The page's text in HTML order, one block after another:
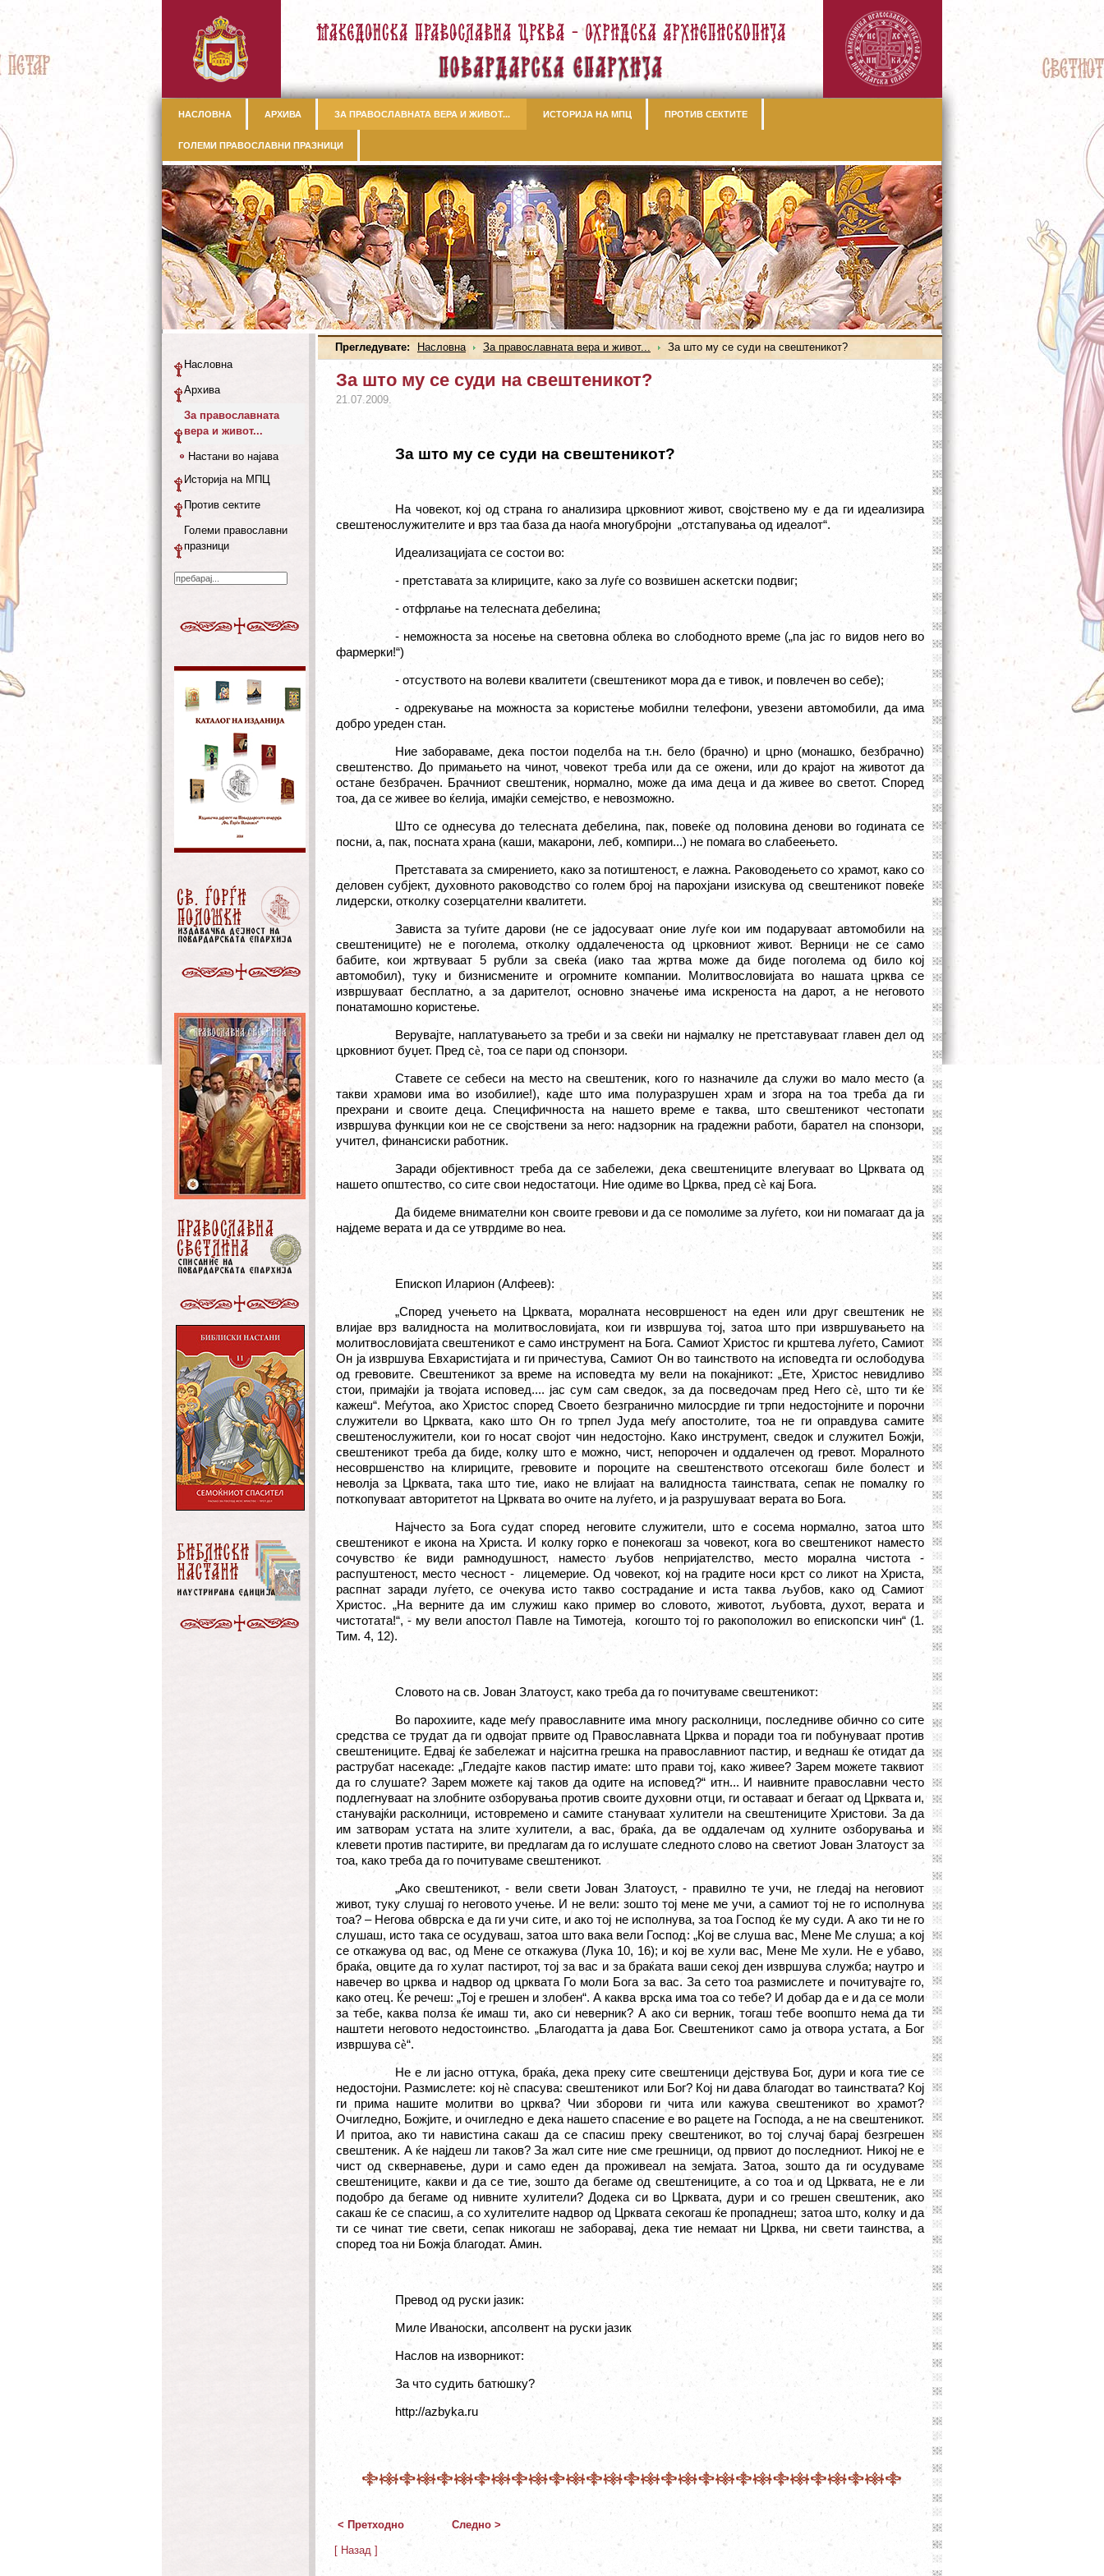
НАСЛОВНА АРХИВА ЗА ПРАВОСЛАВНАТА ВЕРА И ЖИВОТ... ИСТОРИЈА НА МПЦ ПРОТИВ СЕКТИТЕ
ГОЛЕМИ ПРАВОСЛАВНИ ПРАЗНИЦИ
Прегледувате: Насловна За православната вера и живот... За што му се суди на свештеникот?
За што му се суди на свештеникот?
21.07.2009.
За што му се суди на свештеникот?
На човекот, кој од страна го анализира црковниот живот, својствено му е да ги идеализира
свештенослужителите и врз таа база да наоѓа многубројни „отстапувања од идеалот“.
Идеализацијата се состои во:
- претставата за клириците, како за луѓе со возвишен аскетски подвиг;
- отфрлање на телесната дебелина;
- неможноста за носење на световна облека во слободното време („па јас го видов него во
фармерки!“)
- отсуството на волеви квалитети (свештеникот мора да е тивок, и повлечен во себе);
- одрекување на можноста за користење мобилни телефони, увезени автомобили, да има
добро уреден стан.
Ние забораваме, дека постои поделба на т.н. бело (брачно) и црно (монашко, безбрачно)
свештенство. До примањето на чинот, човекот треба или да се ожени, или до крајот на животот да
остане безбрачен. Брачниот свештеник, нормално, може да има деца и да живее во светот. Според
тоа, да се живее во ќелија, имајќи семејство, е невозможно.
Што се однесува до телесната дебелина, пак, повеќе од половина денови во годината се
посни, а, пак, посната храна (каши, макарони, леб, компири...) не помага во слабеењето.
Претставата за смирението, како за потиштеност, е лажна. Раководењето со храмот, како со
деловен субјект, духовното раководство со голем број на парохјани изискува од свештеникот повеќе
лидерски, отколку созерцателни квалитети.
Зависта за туѓите дарови (не се јадосуваат оние луѓе кои им подаруваат автомобили на
свештениците) не е поголема, отколку оддалеченоста од црковниот живот. Верници не се само
бабите, кои жртвуваат 5 рубли за свеќа (иако таа жртва може да биде поголема од било кој
автомобил), туку и бизнисмените и огромните компании. Молитвословијата во нашата црква се
извршуваат бесплатно, а за дарителот, основно значење има искреноста на дарот, а не неговото
понатамошно користење.
Верувајте, наплатувањето за треби и за свеќи ни најмалку не претставуваат главен дел од
црковниот буџет. Пред сè, тоа се пари од спонзори.
Ставете се себеси на место на свештеник, кого го назначиле да служи во мало место (а
такви храмови има во изобилие!), каде што има полуразрушен храм и згора на тоа треба да ги
прехрани и своите деца. Специфичноста на нашето време е таква, што свештеникот честопати
извршува функции кои не се својствени за него: надзорник на градежни работи, барател на спонзори,
учител, финансиски работник.
Заради објективност треба да се забележи, дека свештениците влегуваат во Црквата од
нашето општество, со сите свои недостатоци. Ние одиме во Црква, пред сè кај Бога.
Да бидеме внимателни кон своите гревови и да се помолиме за луѓето, кои ни помагаат да ја
најдеме верата и да се утврдиме во неа.
Епископ Иларион (Алфеев):
„Според учењето на Црквата, моралната несовршеност на еден или друг свештеник не
влијае врз валидноста на молитвословијата, кои ги извршува тој, затоа што при извршувањето на
молитвословијата свештеникот е само инструмент на Бога. Самиот Христос ги крштева луѓето, Самиот
Он ја извршува Евхаристијата и ги причестува, Самиот Он во таинството на исповедта ги ослободува
од гревовите. Свештеникот за време на исповедта му вели на покајникот:„Ете, Христос невидливо
стои, примајќи ја твојата исповед.... јас сум сам сведок, за да посведочам пред Него сè, што ти ќе
кажеш“. Меѓутоа, ако Христос според Своето безгранично милосрдие ги трпи недостојните и порочни
служители во Црквата, како што Он го трпел Јуда меѓу апостолите, тоа не ги оправдува самите
свештенослужители, кои го носат својот чин недостојно. Како инструмент, сведок и служител Божји,
свештеникот треба да биде, колку што е можно, чист, непорочен и оддалечен од гревот. Моралното
несовршенство на клириците, гревовите и пороците на свештенството отсекогаш биле болест и
неволја за Црквата, така што тие, иако не влијаат на валидноста таинствата, сепак не помалку го
поткопуваат авторитетот на Црквата во очите на луѓето, и ја разрушуваат верата во Бога.
Најчесто за Бога судат според неговите служители, што е сосема нормално, затоа што
свештеникот е икона на Христа. И колку горко е понекогаш за човекот, кога во свештеникот наместо
сочувство ќе види рамнодушност, наместо љубов непријателство, место морална чистота -
распуштеност, место чесност -
лицемерие. Од човекот, кој на градите носи крст со ликот на Христа,
распнат заради луѓето, се очекува исто такво сострадание и иста таква љубов, како од Самиот
Христос. „На верните да им служиш како пример во словото, животот, љубовта, духот, верата и
чистотата!“, - му вели апостол Павле на Тимотеја,
когошто тој го ракоположил во епископски чин“ (1.
Тим. 4, 12).
Словото на св. Јован Златоуст, како треба да го почитуваме свештеникот:
Во парохиите, каде меѓу православните има многу расколници, последниве обично со сите
средства се трудат да ги одвојат првите од Православната Црква и поради тоа ги побунуваат против
свештениците. Едвај ќе забележат и најситна грешка на православниот пастир, и веднаш ќе отидат да
раструбат насекаде: „Гледајте каков пастир имате: што прави тој, како живее? Зарем можете таквиот
да го слушате? Зарем можете кај таков да одите на исповед?“ итн... И наивните православни често
подлегнуваат на злобните озборувања против своите духовни отци, ги оставаат и бегаат од Црквата и,
станувајќи расколници, истовремено и самите стануваат хулители на свештениците Христови. За да
им затворам устата на злите хулители, а вас, браќа, да ве оддалечам од хулните озборувања и
клевети против пастирите, ви предлагам да го ислушате следното слово на светиот Јован Златоуст за
тоа, како треба да го почитуваме свештеникот.
„Ако свештеникот, - вели свети Јован Златоуст, - правилно те учи, не гледај на неговиот
живот, туку слушај го неговото учење. И не вели: зошто тој мене ме учи, а самиот тој не го исполнува
тоа? – Негова обврска е да ги учи сите, и ако тој не исполнува, за тоа Господ ќе му суди. А ако ти не го
слушаш, исто така се осудуваш, затоа што вака вели Господ: „Кој ве слуша вас, Мене Ме слуша; а кој
се откажува од вас, од Мене се откажува (Лука 10, 16); и кој ве хули вас, Мене Ме хули. Не е убаво,
браќа, овците да го хулат пастирот, тој за вас и за браќата ваши секој ден извршува служба; наутро и
навечер во црква и надвор од црквата Го моли Бога за вас. За сето тоа размислете и почитувајте го,
како отец. Ќе речеш:„Тој е грешен и злобен“. А каква врска има тоа со тебе? И добар да е и да се моли
за тебе, каква полза ќе имаш ти, ако си неверник? А ако си верник, тогаш тебе воопшто нема да ти
наштети неговото недостоинство. „Благодатта ја дава Бог. Свештеникот само ја отвора устата, а Бог
извршува сè“.
Не е ли јасно оттука, браќа, дека преку сите свештеници дејствува Бог, дури и кога тие се
недостојни. Размислете: кој нè спасува: свештеникот или Бог? Кој ни дава благодат во таинствата? Кој
ги прима нашите молитви во црква? Чии зборови ги чита или кажува свештеникот во храмот?
Очигледно, Божјите, и очигледно е дека нашето спасение е во рацете на Господа, а не на свештеникот.
И притоа, ако ти навистина сакаш да се спасиш преку свештеникот, во тој случај барај безгрешен
свештеник. А ќе најдеш ли таков? За жал сите ние сме грешници, од првиот до последниот. Никој не е
чист од сквернавење, дури и само еден да проживеал на земјата. Затоа, зошто да ги осудуваме
свештениците, какви и да се тие, зошто да бегаме од свештениците, а со тоа и од Црквата, не е ли
подобро да бегаме од нивните хулители? Додека си во Црквата, дури и со грешен свештеник, ако
сакаш ќе се спасиш, а со хулителите надвор од Црквата секогаш ќе пропаднеш; затоа што, колку и да
ти се чинат тие свети, сепак никогаш не заборавај, дека тие немаат ни Црква, ни свети таинства, а
според тоа ни Божја благодат. Амин.
Превод од руски јазик:
Миле Иваноски, апсолвент на руски јазик
Наслов на изворникот:
За что судить батюшку?
http://azbyka.ru
< Претходно Следно >
[ Назад ]
Насловна
Архива
За православната
вера и живот...
Настани во најава
Историја на МПЦ
Против сектите
Големи православни
празници